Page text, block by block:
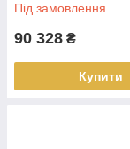
Під замовлення
90 328 ₴
Купити